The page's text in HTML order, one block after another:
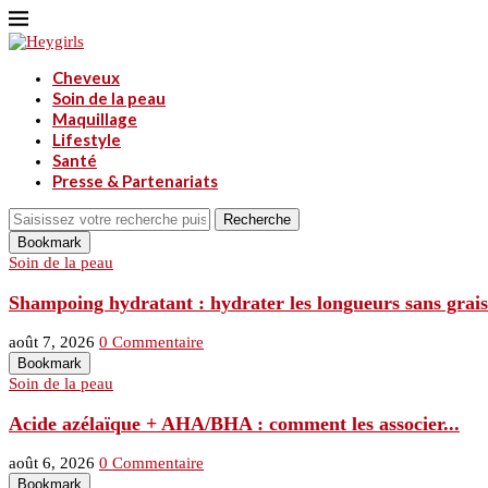
Cheveux
Soin de la peau
Maquillage
Lifestyle
Santé
Presse & Partenariats
Recherche
Bookmark
Soin de la peau
Shampoing hydratant : hydrater les longueurs sans
août 7, 2026 0 Commentaire
Bookmark
Soin de la peau
Acide azélaïque + AHA/BHA : comment les associer...
août 6, 2026 0 Commentaire
Bookmark